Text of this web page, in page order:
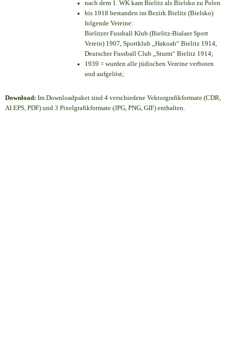
nach dem 1. WK kam Bielitz als Bielsko zu Polen
bis 1918 bestanden im Bezirk Bielitz (Bielsko)
folgende Vereine:
Bielitzer Fussball Klub (Bielitz-Bialaer Sport
Verein) 1907, Sportklub „Hakoah“ Bielitz 1914,
Deutscher Fussball Club „Sturm“ Bielitz 1914;
1939 = wurden alle jüdischen Vereine verboten
und aufgelöst;
Download: Im Downloadpaket sind 4 verschiedene Vektorgrafikformate (CDR,
AI EPS, PDF) und 3 Pixelgrafikformate (JPG, PNG, GIF) enthalten.